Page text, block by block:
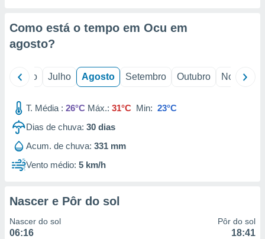
através
estudos
de
Como está o tempo em Ocu em
agosto?
Junho Julho Agosto Setembro Outubro Novembro
T. Média : 26°C Máx.: 31°C Min: 23°C
Dias de chuva: 30 dias
Acum. de chuva: 331 mm
Vento médio: 5 km/h
Nascer e Pôr do sol
Nascer do sol
06:16
Pôr do sol
18:41